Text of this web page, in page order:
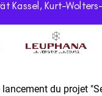
du projet